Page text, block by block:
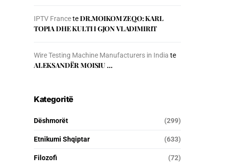
IPTV FranceteDR.MOIKOM ZEQO: KARL
TOPIA DHE KULTI I GJON VLADIMIRIT
Wire Testing Machine Manufacturers in India te
ALEKSANDËR MOISIU …
Kategoritë
Dëshmorët (299)
Etnikumi Shqiptar (633)
Filozofi (72)